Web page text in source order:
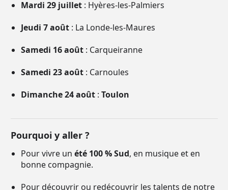
Mardi 29 juillet : Hyères-les-Palmiers
Jeudi 7 août : La Londe-les-Maures
Samedi 16 août : Carqueiranne
Samedi 23 août : Carnoules
Dimanche 24 août : Toulon
Pourquoi y aller ?
Pour vivre un été 100 % Sud, en musique et en
bonne compagnie.
Pour découvrir ou redécouvrir les talents de notre